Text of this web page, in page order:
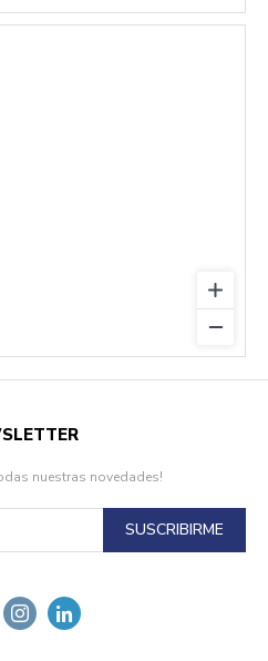
 
nuestras novedades!
SUSCRIBIRME